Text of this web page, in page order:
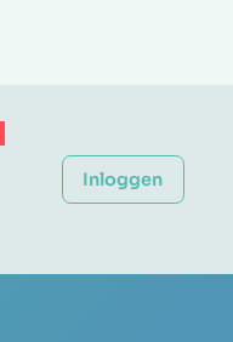
Inloggen